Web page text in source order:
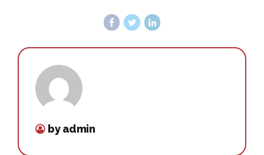
by admin